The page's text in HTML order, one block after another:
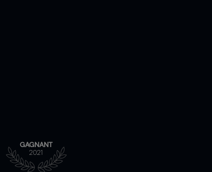
GAGNANT
2021